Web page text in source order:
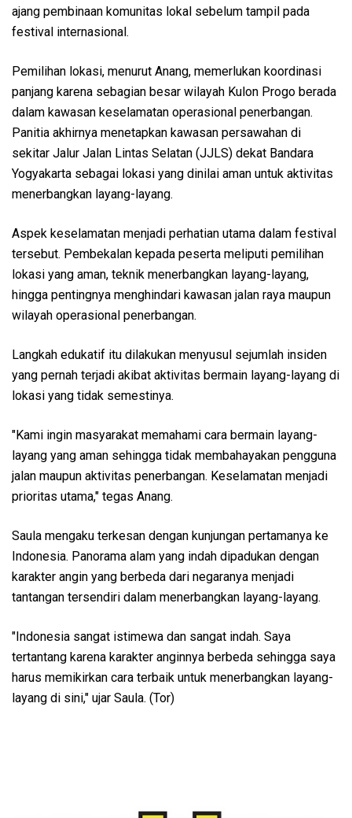
ajang pembinaan komunitas lokal sebelum tampil pada
festival internasional.
Pemilihan lokasi, menurut Anang, memerlukan koordinasi
panjang karena sebagian besar wilayah Kulon Progo berada
dalam kawasan keselamatan operasional penerbangan.
Panitia akhirnya menetapkan kawasan persawahan di
sekitar Jalur Jalan Lintas Selatan (JJLS) dekat Bandara
Yogyakarta sebagai lokasi yang dinilai aman untuk aktivitas
menerbangkan layang-layang.
Aspek keselamatan menjadi perhatian utama dalam festival
tersebut. Pembekalan kepada peserta meliputi pemilihan
lokasi yang aman, teknik menerbangkan layang-layang,
hingga pentingnya menghindari kawasan jalan raya maupun
wilayah operasional penerbangan.
Langkah edukatif itu dilakukan menyusul sejumlah insiden
yang pernah terjadi akibat aktivitas bermain layang-layang di
lokasi yang tidak semestinya.
"Kami ingin masyarakat memahami cara bermain layang-
layang yang aman sehingga tidak membahayakan pengguna
jalan maupun aktivitas penerbangan. Keselamatan menjadi
prioritas utama," tegas Anang.
Saula mengaku terkesan dengan kunjungan pertamanya ke
Indonesia. Panorama alam yang indah dipadukan dengan
karakter angin yang berbeda dari negaranya menjadi
tantangan tersendiri dalam menerbangkan layang-layang.
"Indonesia sangat istimewa dan sangat indah. Saya
tertantang karena karakter anginnya berbeda sehingga saya
harus memikirkan cara terbaik untuk menerbangkan layang-
layang di sini," ujar Saula. (Tor)